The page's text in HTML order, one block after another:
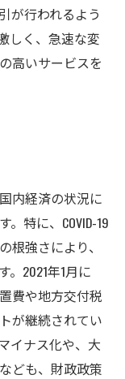
が行われるよう
しく、急速な変
高いサービスを
内経済の状況に
特に、COVID-19
根強さにより、
。2021年1月に
費や地方交付税
が継続されてい
イナス化や、大
ども、財政政策